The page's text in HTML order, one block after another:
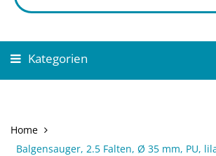
Kategorien
Home
Balgensauger, 2.5 Falten, Ø 35 mm, PU,